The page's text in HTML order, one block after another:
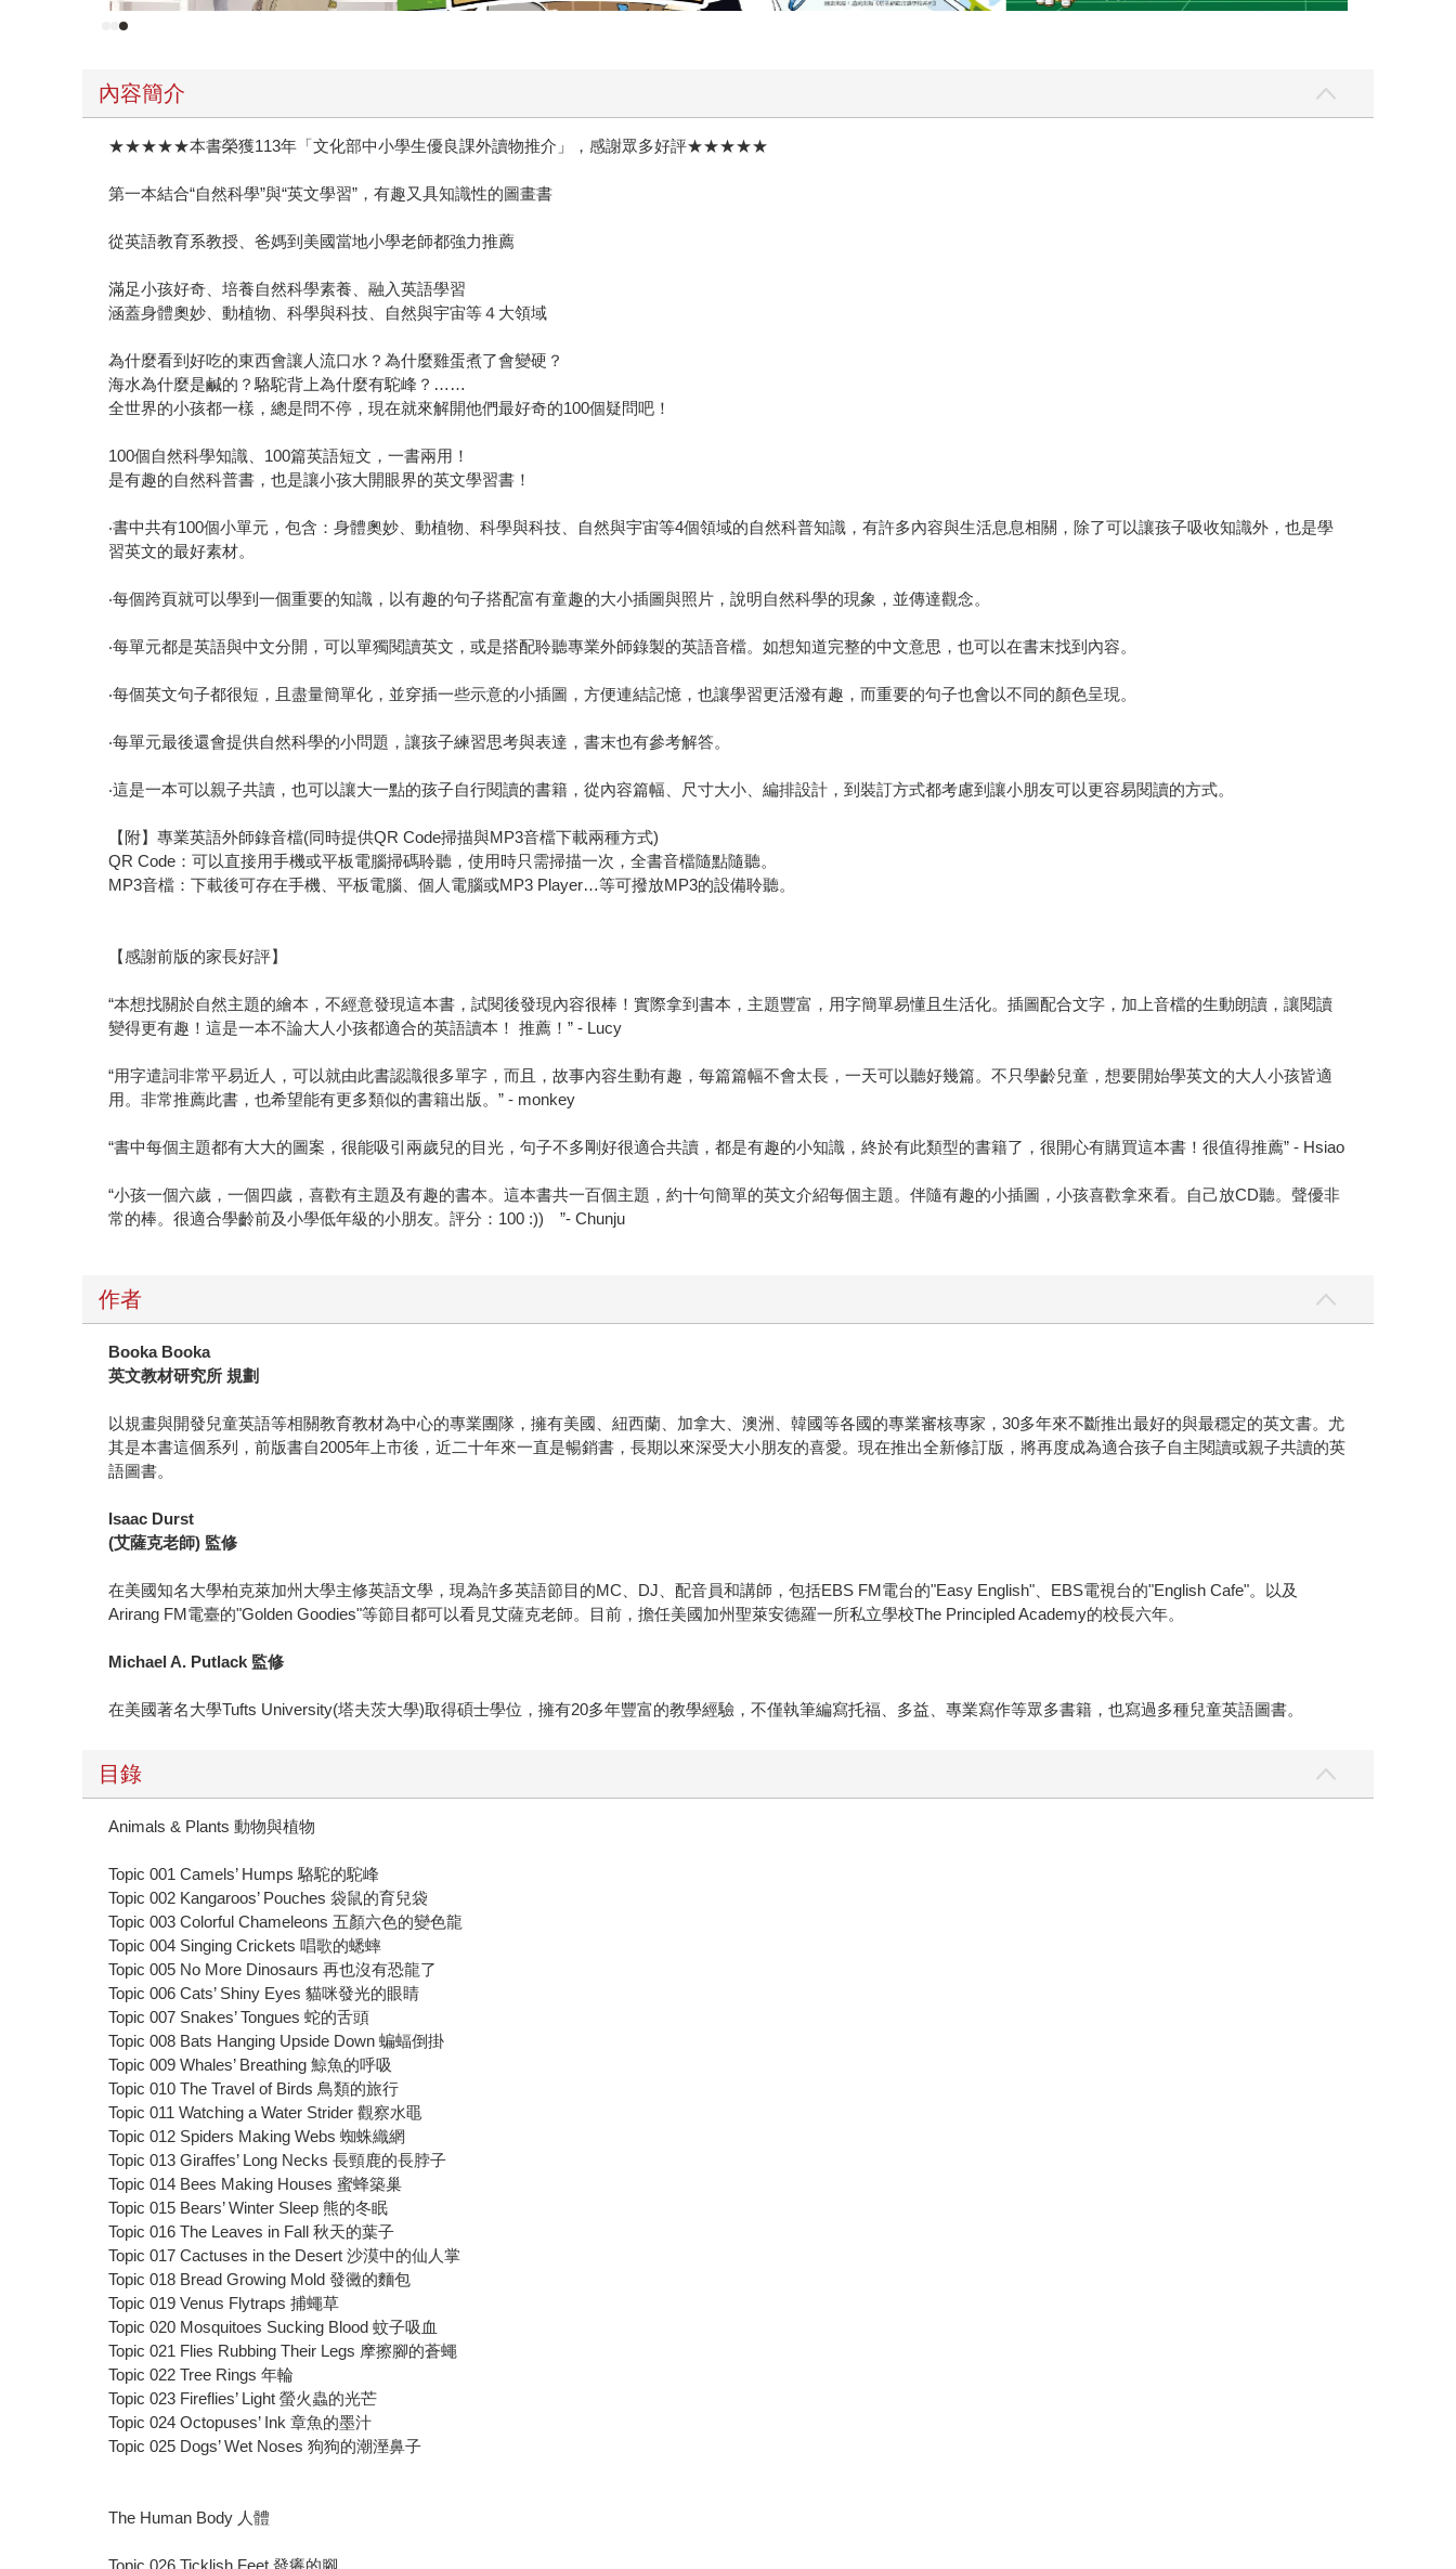
內容簡介
★★★★★本書榮獲113年「文化部中小學生優良課外讀物推介」，感謝眾多好評★★★★★
第一本結合“自然科學”與“英文學習”，有趣又具知識性的圖畫書
從英語教育系教授、爸媽到美國當地小學老師都強力推薦
滿足小孩好奇、培養自然科學素養、融入英語學習
涵蓋身體奧妙、動植物、科學與科技、自然與宇宙等４大領域
為什麼看到好吃的東西會讓人流口水？為什麼雞蛋煮了會變硬？
海水為什麼是鹹的？駱駝背上為什麼有駝峰？……
全世界的小孩都一樣，總是問不停，現在就來解開他們最好奇的100個疑問吧！
100個自然科學知識、100篇英語短文，一書兩用！
是有趣的自然科普書，也是讓小孩大開眼界的英文學習書！
‧書中共有100個小單元，包含：身體奧妙、動植物、科學與科技、自然與宇宙等4個領域的自然科普知識，有許多內容與生活息息相關，除了可以讓孩子吸收知識外，也是學
習英文的最好素材。
‧每個跨頁就可以學到一個重要的知識，以有趣的句子搭配富有童趣的大小插圖與照片，說明自然科學的現象，並傳達觀念。
‧每單元都是英語與中文分開，可以單獨閱讀英文，或是搭配聆聽專業外師錄製的英語音檔。如想知道完整的中文意思，也可以在書末找到內容。
‧每個英文句子都很短，且盡量簡單化，並穿插一些示意的小插圖，方便連結記憶，也讓學習更活潑有趣，而重要的句子也會以不同的顏色呈現。
‧每單元最後還會提供自然科學的小問題，讓孩子練習思考與表達，書末也有參考解答。
‧這是一本可以親子共讀，也可以讓大一點的孩子自行閱讀的書籍，從內容篇幅、尺寸大小、編排設計，到裝訂方式都考慮到讓小朋友可以更容易閱讀的方式。
【附】專業英語外師錄音檔(同時提供QR Code掃描與MP3音檔下載兩種方式)
QR Code：可以直接用手機或平板電腦掃碼聆聽，使用時只需掃描一次，全書音檔隨點隨聽。
MP3音檔：下載後可存在手機、平板電腦、個人電腦或MP3 Player…等可撥放MP3的設備聆聽。
【感謝前版的家長好評】
“本想找關於自然主題的繪本，不經意發現這本書，試閱後發現內容很棒！實際拿到書本，主題豐富，用字簡單易懂且生活化。插圖配合文字，加上音檔的生動朗讀，讓閱讀
變得更有趣！這是一本不論大人小孩都適合的英語讀本！ 推薦！” - Lucy
“用字遣詞非常平易近人，可以就由此書認識很多單字，而且，故事內容生動有趣，每篇篇幅不會太長，一天可以聽好幾篇。不只學齡兒童，想要開始學英文的大人小孩皆適
用。非常推薦此書，也希望能有更多類似的書籍出版。” - monkey
“書中每個主題都有大大的圖案，很能吸引兩歲兒的目光，句子不多剛好很適合共讀，都是有趣的小知識，終於有此類型的書籍了，很開心有購買這本書！很值得推薦” - Hsiao
“小孩一個六歲，一個四歲，喜歡有主題及有趣的書本。這本書共一百個主題，約十句簡單的英文介紹每個主題。伴隨有趣的小插圖，小孩喜歡拿來看。自己放CD聽。聲優非
常的棒。很適合學齡前及小學低年級的小朋友。評分：100 :)) ”- Chunju
作者
Booka Booka
英文教材研究所 規劃
以規畫與開發兒童英語等相關教育教材為中心的專業團隊，擁有美國、紐西蘭、加拿大、澳洲、韓國等各國的專業審核專家，30多年來不斷推出最好的與最穩定的英文書。尤
其是本書這個系列，前版書自2005年上市後，近二十年來一直是暢銷書，長期以來深受大小朋友的喜愛。現在推出全新修訂版，將再度成為適合孩子自主閱讀或親子共讀的英
語圖書。
Isaac Durst
(艾薩克老師) 監修
在美國知名大學柏克萊加州大學主修英語文學，現為許多英語節目的MC、DJ、配音員和講師，包括EBS FM電台的"Easy English"、EBS電視台的"English Cafe"。以及
Arirang FM電臺的"Golden Goodies"等節目都可以看見艾薩克老師。目前，擔任美國加州聖萊安德羅一所私立學校The Principled Academy的校長六年。
Michael A. Putlack 監修
在美國著名大學Tufts University(塔夫茨大學)取得碩士學位，擁有20多年豐富的教學經驗，不僅執筆編寫托福、多益、專業寫作等眾多書籍，也寫過多種兒童英語圖書。
目錄
Animals & Plants 動物與植物
Topic 001 Camels’ Humps 駱駝的駝峰
Topic 002 Kangaroos’ Pouches 袋鼠的育兒袋
Topic 003 Colorful Chameleons 五顏六色的變色龍
Topic 004 Singing Crickets 唱歌的蟋蟀
Topic 005 No More Dinosaurs 再也沒有恐龍了
Topic 006 Cats’ Shiny Eyes 貓咪發光的眼睛
Topic 007 Snakes’ Tongues 蛇的舌頭
Topic 008 Bats Hanging Upside Down 蝙蝠倒掛
Topic 009 Whales’ Breathing 鯨魚的呼吸
Topic 010 The Travel of Birds 鳥類的旅行
Topic 011 Watching a Water Strider 觀察水黽
Topic 012 Spiders Making Webs 蜘蛛織網
Topic 013 Giraffes’ Long Necks 長頸鹿的長脖子
Topic 014 Bees Making Houses 蜜蜂築巢
Topic 015 Bears’ Winter Sleep 熊的冬眠
Topic 016 The Leaves in Fall 秋天的葉子
Topic 017 Cactuses in the Desert 沙漠中的仙人掌
Topic 018 Bread Growing Mold 發黴的麵包
Topic 019 Venus Flytraps 捕蠅草
Topic 020 Mosquitoes Sucking Blood 蚊子吸血
Topic 021 Flies Rubbing Their Legs 摩擦腳的蒼蠅
Topic 022 Tree Rings 年輪
Topic 023 Fireflies’ Light 螢火蟲的光芒
Topic 024 Octopuses’ Ink 章魚的墨汁
Topic 025 Dogs’ Wet Noses 狗狗的潮溼鼻子
The Human Body 人體
Topic 026 Ticklish Feet 發癢的腳